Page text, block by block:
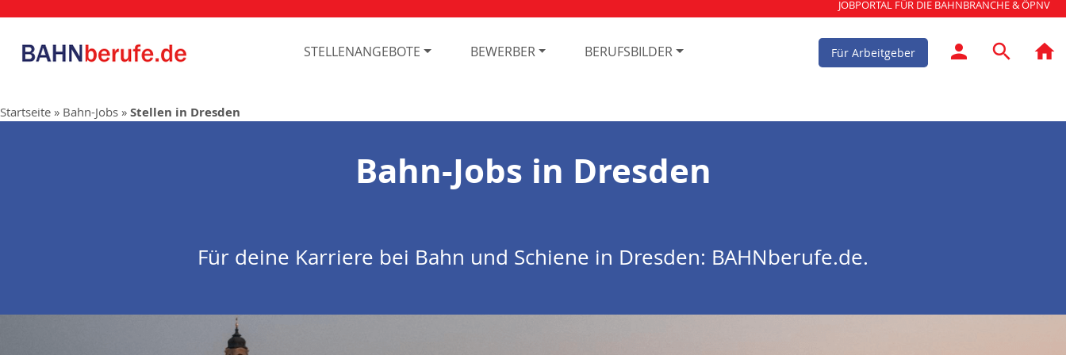
JOBPORTAL FÜR DIE BAHNBRANCHE & ÖPNV
STELLENANGEBOTE BEWERBER BERUFSBILDER Für Arbeitgeber
Startseite » Bahn-Jobs » Stellen in Dresden
Bahn-Jobs in Dresden
Für deine Karriere bei Bahn und Schiene in Dresden: BAHNberufe.de.